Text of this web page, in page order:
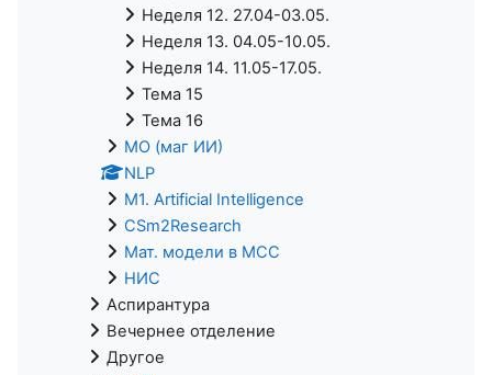
Неделя 12. 27.04-03.05.
Неделя 13. 04.05-10.05.
Неделя 14. 11.05-17.05.
Тема 15
Тема 16
МО (маг ИИ)
NLP
M1. Artificial Intelligence
CSm2Research
Мат. модели в МСС
НИС
Аспирантура
Вечернее отделение
Другое